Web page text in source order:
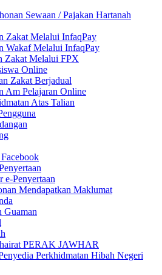
Sewaan / Pajakan Hartanah
Zakat Melalui InfaqPay
Wakaf Melalui InfaqPay
Zakat Melalui FPX
Online
Zakat Berjadual
Am Pelajaran Online
Atas Talian
e-Penyertaan
Mendapatkan Maklumat
Guaman
PERAK JAWHAR
Perkhidmatan Hibah Negeri